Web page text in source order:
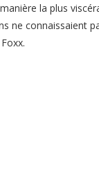
la plus
ne connaissaient